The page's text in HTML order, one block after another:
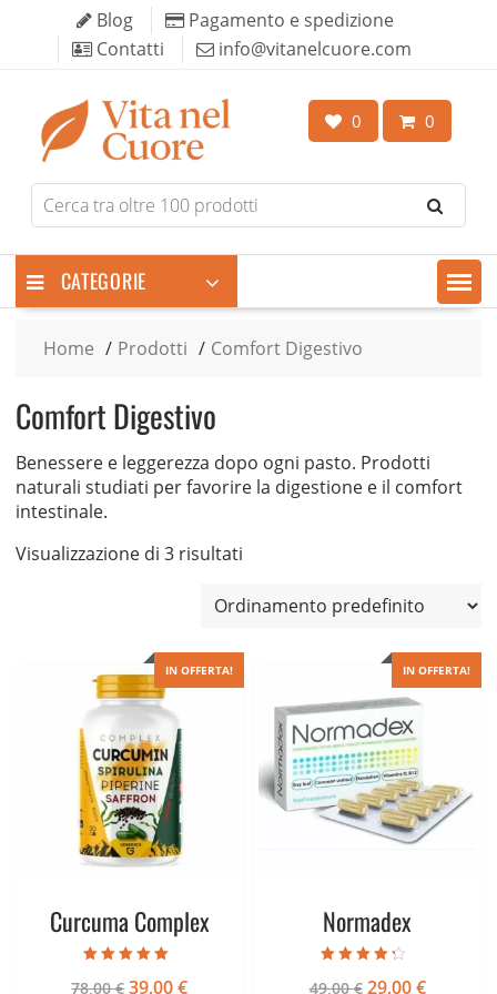
content
Blog
Pagamento e spedizione
Contatti
info@vitanelcuore.com
0 0
Search
for
CATEGORIE
Home Prodotti Comfort Digestivo
Comfort Digestivo
Benessere e leggerezza dopo ogni pasto. Prodotti
naturali studiati per favorire la digestione e il comfort
intestinale.
Visualizzazione di 3 risultati
IN OFFERTA!
Curcuma Complex
4.67
78,00€Il
39,00€Il
IN OFFERTA!
Normadex
4.00
49,00€ Il
29,00€Il